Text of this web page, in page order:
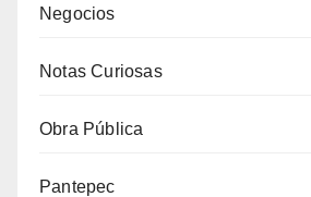
Negocios
Notas Curiosas
Obra Pública
Pantepec